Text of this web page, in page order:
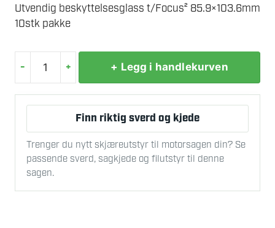
Utvendig beskyttelsesglass t/Focus² 85.9×103.6mm
10stk pakke
-
10-
PK
antall
+ + Legg i handlekurven
Finn riktig sverd og kjede
Trenger du nytt skjæreutstyr til motorsagen din? Se
passende sverd, sagkjede og filutstyr til denne
sagen.